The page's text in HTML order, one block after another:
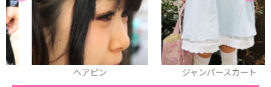
ヘアピン ジャンパースカート